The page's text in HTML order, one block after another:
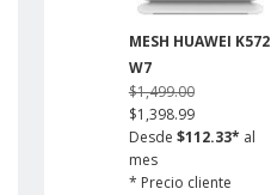
MESH HUAWEI K572
W7
$1,499.00
$1,398.99
Desde $112.33* al
mes
* Precio cliente